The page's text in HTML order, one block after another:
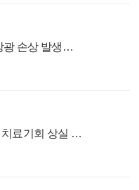
자궁경부암 환자 도뇨관 삽입 후 방광 손상 발생한 사례
두경부 편평세포암 진단 지연으로 치료기회 상실 주장하는 사례